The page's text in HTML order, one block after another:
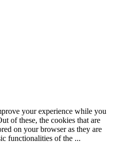
your experience while you
of these, the cookies that are
on your browser as they are
functionalities of the ...